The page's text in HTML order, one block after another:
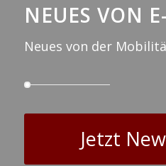
NEUES VON
Neues von der
Jetzt